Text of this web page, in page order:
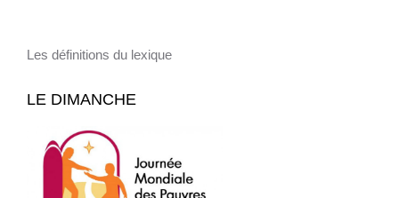
Les définitions du lexique
LE DIMANCHE